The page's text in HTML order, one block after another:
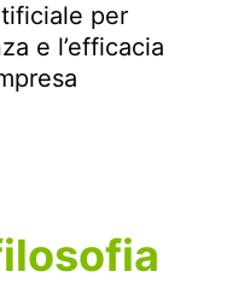
per
e l’efficacia